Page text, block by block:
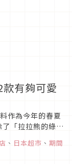
有夠可愛
作為今年的春夏
「拉拉熊的綠
，2月24日開始就
（リラックマの
、 日本超市 、 期間